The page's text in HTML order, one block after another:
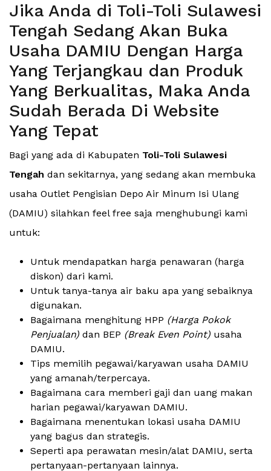
Jika Anda di Toli-Toli Sulawesi
Tengah Sedang Akan Buka
Usaha DAMIU Dengan Harga
Yang Terjangkau dan Produk
Yang Berkualitas, Maka Anda
Sudah Berada Di Website
Yang Tepat
Bagi yang ada di Kabupaten Toli-Toli Sulawesi
Tengah dan sekitarnya, yang sedang akan membuka
usaha Outlet Pengisian Depo Air Minum Isi Ulang
(DAMIU) silahkan feel free saja menghubungi kami
untuk:
Untuk mendapatkan harga penawaran (harga
diskon) dari kami.
Untuk tanya-tanya air baku apa yang sebaiknya
digunakan.
Bagaimana menghitung HPP (Harga Pokok
Penjualan) dan BEP (Break Even Point) usaha
DAMIU.
Tips memilih pegawai/karyawan usaha DAMIU
yang amanah/terpercaya.
Bagaimana cara memberi gaji dan uang makan
harian pegawai/karyawan DAMIU.
Bagaimana menentukan lokasi usaha DAMIU
yang bagus dan strategis.
Seperti apa perawatan mesin/alat DAMIU, serta
pertanyaan-pertanyaan lainnya.